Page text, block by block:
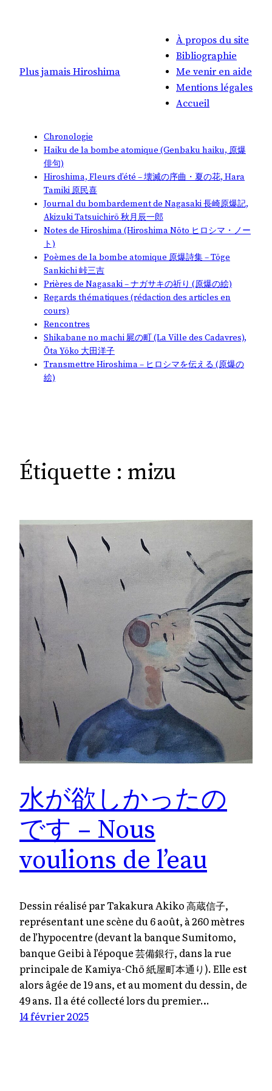
Plus jamais Hiroshima
À propos du site
Bibliographie
Me venir en aide
Mentions légales
Accueil
Chronologie
Haiku de la bombe atomique (Genbaku haiku, 原爆
俳句)
Hiroshima, Fleurs d’été – 壊滅の序曲・夏の花, Hara
Tamiki 原民喜
Journal du bombardement de Nagasaki 長崎原爆記,
Akizuki Tatsuichirō 秋月辰一郎
Notes de Hiroshima (Hiroshima Nōto ヒロシマ・ノー
ト)
Poèmes de la bombe atomique 原爆詩集 – Tōge
Sankichi 峠三吉
Prières de Nagasaki – ナガサキの祈り (原爆の絵)
Regards thématiques (rédaction des articles en
cours)
Rencontres
Shikabane no machi 屍の町 (La Ville des Cadavres),
Ōta Yōko 大田洋子
Transmettre Hiroshima – ヒロシマを伝える (原爆の
絵)
Étiquette : mizu
水が欲しかったの
です – Nous
voulions de l’eau
Dessin réalisé par Takakura Akiko 高蔵信子,
représentant une scène du 6 août, à 260 mètres
de l’hypocentre (devant la banque Sumitomo,
banque Geibi à l’époque 芸備銀行, dans la rue
principale de Kamiya-Chō 紙屋町本通り). Elle est
alors âgée de 19 ans, et au moment du dessin, de
49 ans. Il a été collecté lors du premier…
14 février 2025